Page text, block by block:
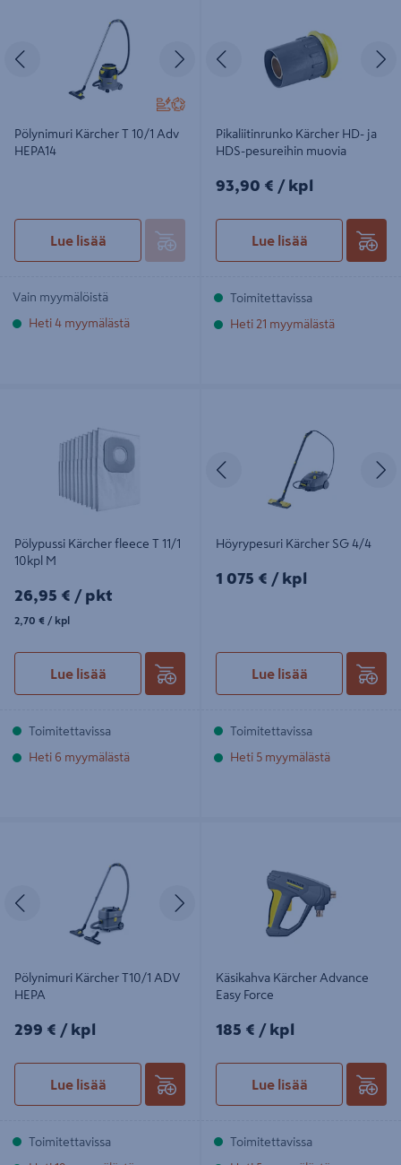
Seuraava
Pölynimuri Kärcher T 10/1 Adv
HEPA14
Lue lisää
Vain myymälöistä
Heti 4 myymälästä
Edellinen
Pikaliitinrunko Kärcher HD- ja
HDS-pesureihin muovia
93,90€/kpl
93,90 € / kpl
Lue lisää
Toimitettavissa
Heti 21 myymälästä
Pölypussi Kärcher fleece T 11/1
10kpl M
26,95€/pkt
26,95 € / pkt
2,70€/kpl
2,70 € / kpl
Lue lisää
Toimitettavissa
Heti 6 myymälästä
Höyrypesuri Kärcher SG 4/4
1075€/kpl
1 075 € / kpl
Lue lisää
Toimitettavissa
Heti 5 myymälästä
Pölynimuri Kärcher T10/1 ADV
HEPA
299€/kpl
299 € / kpl
Lue lisää
Toimitettavissa
Käsikahva Kärcher Advance
Easy Force
185€/kpl
185 € / kpl
Lue lisää
Toimitettavissa